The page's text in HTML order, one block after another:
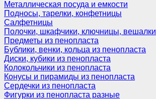
Металлическая посуда и емкости
Подносы, тарелки, конфетницы
Салфетницы
Полочки, шкафчики, ключницы, вешалки
Предметы из пенопласта
Бублики, венки, кольца из пенопласта
Диски, кубики из пенопласта
Колокольчики из пенопласта
Конусы и пирамиды из пенопласта
Сердечки из пенопласта
Фигурки из пенопласта разные